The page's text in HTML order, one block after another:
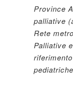
Province
palliative
Rete
Palliative